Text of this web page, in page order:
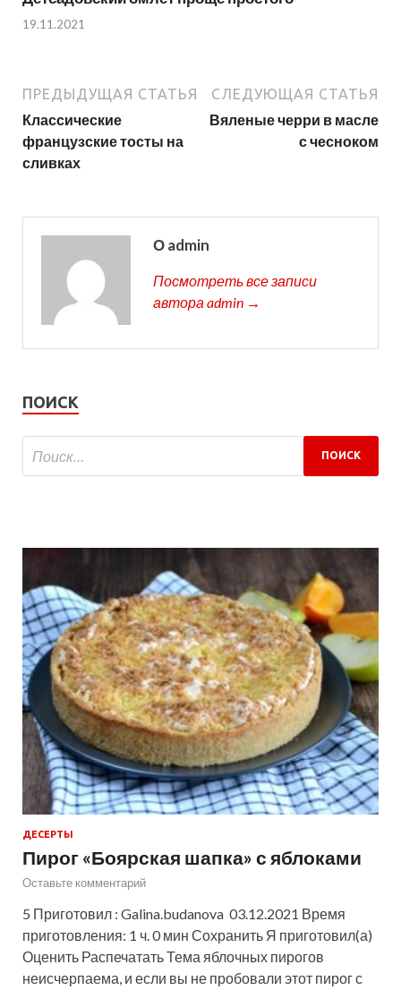
19.11.2021
ПРЕДЫДУЩАЯ СТАТЬЯ
Классические
французские тосты на
сливках
СЛЕДУЮЩАЯ СТАТЬЯ
Вяленые черри в масле
с чесноком
О admin
Посмотреть все записи
автора admin →
ПОИСК
ДЕСЕРТЫ
Пирог «Боярская шапка» с яблоками
Оставьте комментарий
5 Приготовил : Galina.budanova 03.12.2021 Время
приготовления: 1 ч. 0 мин Сохранить Я приготовил(а)
Оценить Распечатать Тема яблочных пирогов
неисчерпаема, и если вы не пробовали этот пирог с